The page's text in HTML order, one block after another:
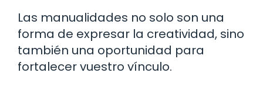
Las manualidades no solo son una
forma de expresar la creatividad, sino
también una oportunidad para
fortalecer vuestro vínculo.